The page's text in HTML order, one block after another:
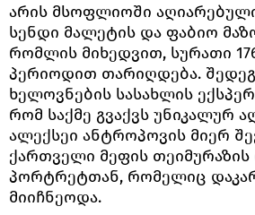
არის მსოფლიოში
სენდი მალეტის და ფაბიო
რომლის მიხედვით, სურათი
პერიოდით თარიღდება.
ხელოვნების სასახლის
რომ საქმე გვაქვს უნიკალურ
ალექსეი ანტროპოვის მიერ
ქართველი მეფის
პორტრეტთან, რომელიც
მიიჩნეოდა.